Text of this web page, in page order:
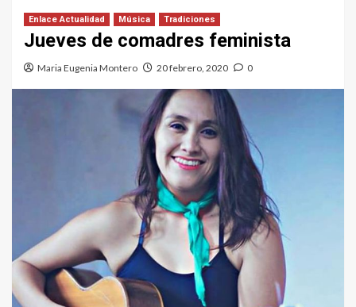
Enlace Actualidad Música Tradiciones
Jueves de comadres feminista
Maria Eugenia Montero 20 febrero, 2020 0